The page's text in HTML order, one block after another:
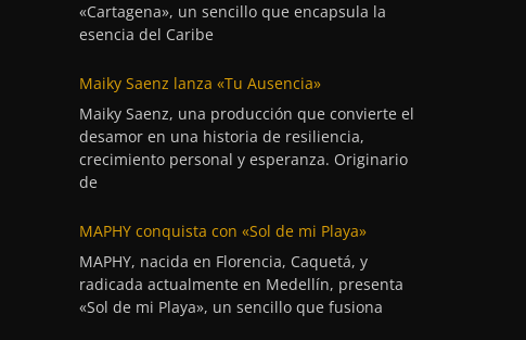
«Cartagena», un sencillo que encapsula la
esencia del Caribe
Maiky Saenz lanza «Tu Ausencia»
Maiky Saenz, una producción que convierte el
desamor en una historia de resiliencia,
crecimiento personal y esperanza. Originario
de
MAPHY conquista con «Sol de mi Playa»
MAPHY, nacida en Florencia, Caquetá, y
radicada actualmente en Medellín, presenta
«Sol de mi Playa», un sencillo que fusiona